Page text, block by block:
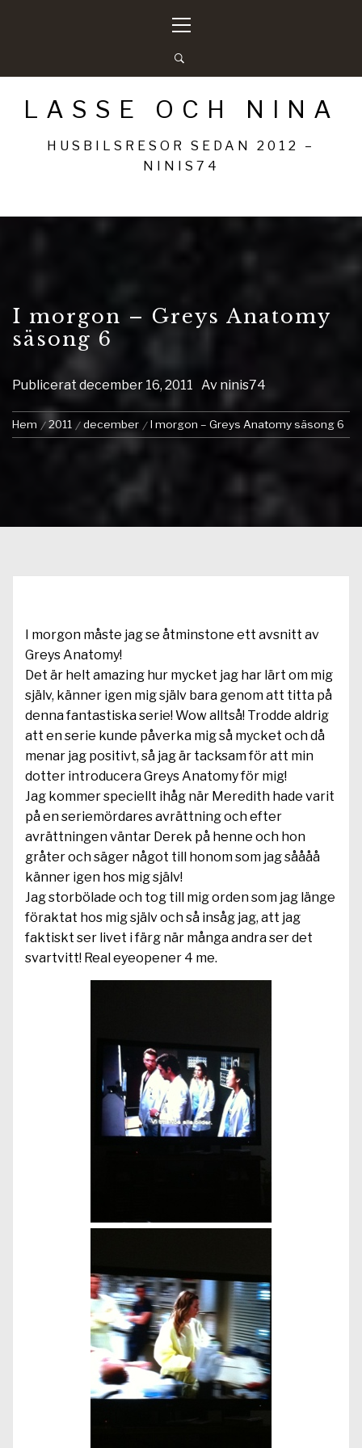
meny
LASSE OCH NINA
HUSBILSRESOR SEDAN 2012 –
NINIS74
I morgon – Greys Anatomy
säsong 6
Publicerat december 16, 2011 Av ninis74
Hem 2011 december I morgon – Greys Anatomy säsong 6
I morgon måste jag se åtminstone ett avsnitt av
Greys Anatomy!
Det är helt amazing hur mycket jag har lärt om mig
själv, känner igen mig själv bara genom att titta på
denna fantastiska serie! Wow alltså! Trodde aldrig
att en serie kunde påverka mig så mycket och då
menar jag positivt, så jag är tacksam för att min
dotter introducera Greys Anatomy för mig!
Jag kommer speciellt ihåg när Meredith hade varit
på en seriemördares avrättning och efter
avrättningen väntar Derek på henne och hon
gråter och säger något till honom som jag såååå
känner igen hos mig själv!
Jag storbölade och tog till mig orden som jag länge
föraktat hos mig själv och så insåg jag, att jag
faktiskt ser livet i färg när många andra ser det
svartvitt! Real eyeopener 4 me.